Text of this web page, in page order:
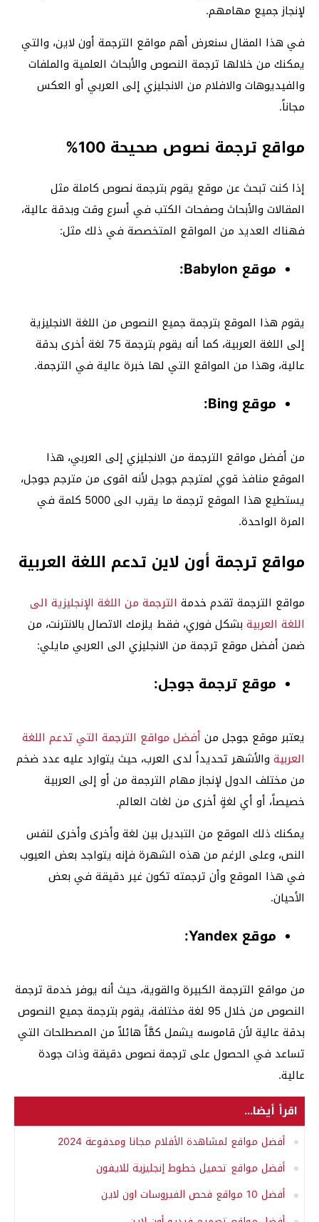
لإنجاز جميع مهامهم.
في هذا المقال سنعرض أهم مواقع الترجمة أون لاين، والتي
يمكنك من خلالها ترجمة النصوص والأبحاث العلمية والملفات
والفيديوهات والافلام من الانجليزي إلى العربي أو العكس
مجاناً.
مواقع ترجمة نصوص صحيحة 100%
إذا كنت تبحث عن موقع يقوم بترجمة نصوص كاملة مثل
المقالات والأبحاث وصفحات الكتب في أسرع وقت وبدقة عالية،
فهناك العديد من المواقع المتخصصة في ذلك مثل:
موقع Babylon:
يقوم هذا الموقع بترجمة جميع النصوص من اللغة الانجليزية
إلى اللغة العربية، كما أنه يقوم بترجمة 75 لغة أخرى بدقة
عالية، وهذا من المواقع التي لها خبرة عالية في الترجمة.
موقع Bing:
من أفضل مواقع الترجمة من الانجليزي إلى العربي، هذا
الموقع منافذ قوي لمترجم جوجل لأنه اقوى من مترجم جوجل،
يستطيع هذا الموقع ترجمة ما يقرب الى 5000 كلمة في
المرة الواحدة.
مواقع ترجمة أون لاين تدعم اللغة العربية
مواقع الترجمة تقدم خدمة الترجمة من اللغة الإنجليزية الى
اللغة العربية بشكل فوري، فقط يلزمك الاتصال بالانترنت، من
ضمن أفضل موقع ترجمة من الانجليزي الى العربي مايلي:
موقع ترجمة جوجل:
يعتبر موقع جوجل من أفضل مواقع الترجمة التي تدعم اللغة
العربية والأشهر تحديداً لدى العرب، حيث يتوارد عليه عدد ضخم
من مختلف الدول لإنجاز مهام الترجمة من أو إلى العربية
خصيصاً، أو أي لغةٍ أخرى من لغات العالم.
يمكنك ذلك الموقع من التبديل بين لغة وأخرى وأخرى لنفس
النص، وعلى الرغم من هذه الشهرة فإنه يتواجد بعض العيوب
في هذا الموقع وأن ترجمته تكون غير دقيقة في بعض
الأحيان.
موقع Yandex:
من مواقع الترجمة الكبيرة والقوية، حيث أنه يوفر خدمة ترجمة
النصوص من خلال 95 لغة مختلفة، يقوم بترجمة جميع النصوص
بدقة عالية لأن قاموسه يشمل كمَّاً هائلاً من المصطلحات التي
تساعد في الحصول على ترجمة نصوص دقيقة وذات جودة
عالية.
اقرأ أيضا...
أفضل مواقع لمشاهدة الأفلام مجانا ومدفوعة 2024
أفضل مواقع تحميل خطوط إنجليزية للايفون
أفضل 10 مواقع فحص الفيروسات اون لاين